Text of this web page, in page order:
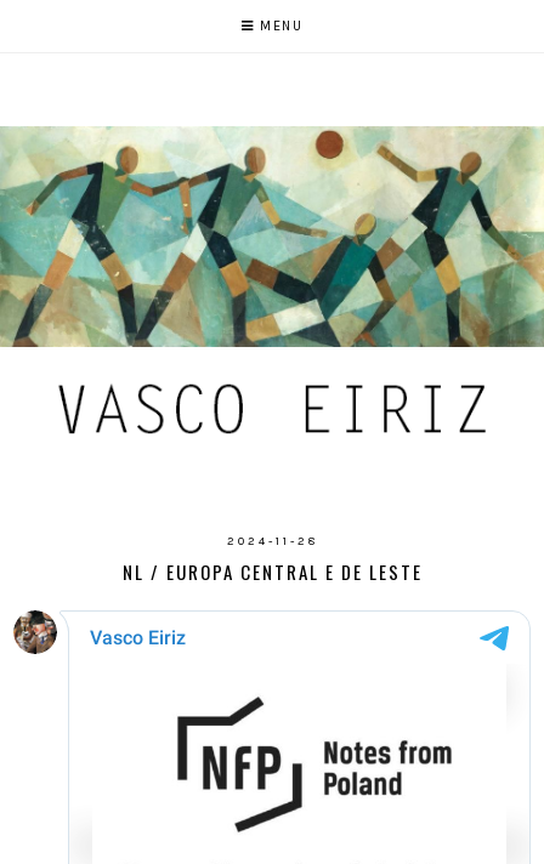
MENU
2024-11-28
NL / EUROPA CENTRAL E DE LESTE